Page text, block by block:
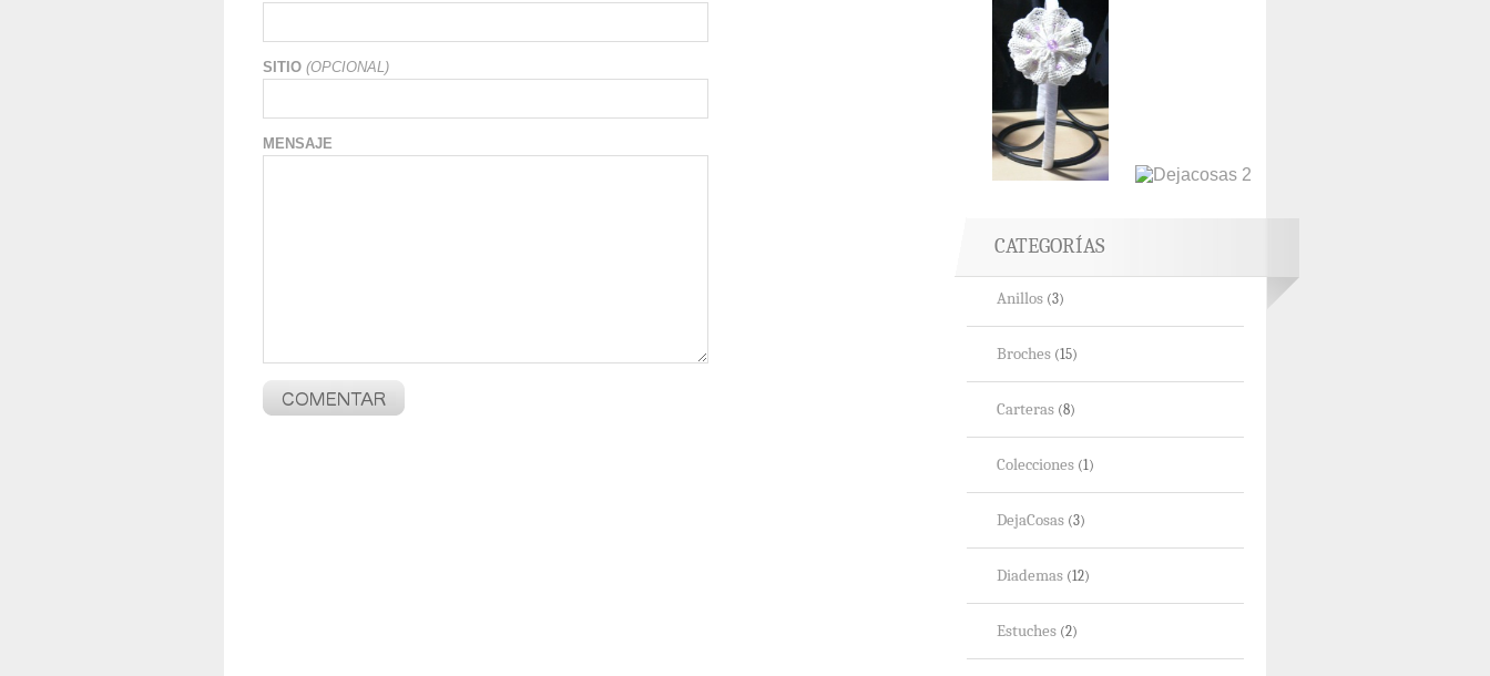
SITIO (OPCIONAL)
MENSAJE
CATEGORÍAS
Anillos (3)
Broches (15)
Carteras (8)
Colecciones (1)
DejaCosas (3)
Diademas (12)
Estuches (2)